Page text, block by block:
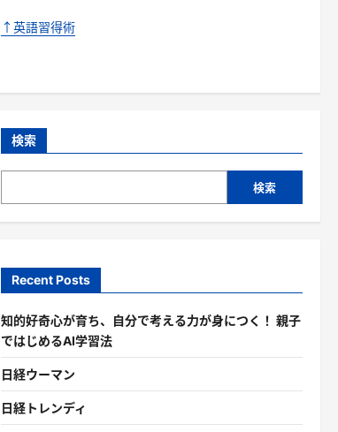
↑英語習得術
検索
検索
Recent Posts
知的好奇心が育ち、自分で考える力が身につく！ 親子
ではじめるAI学習法
日経ウーマン
日経トレンディ